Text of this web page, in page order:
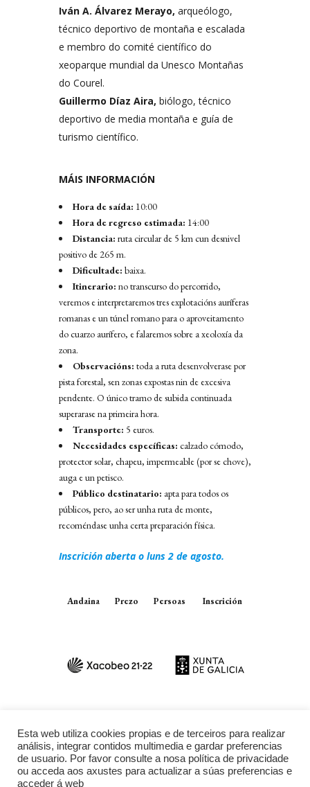
Iván A. Álvarez Merayo, arqueólogo,
técnico deportivo de montaña e escalada
e membro do comité científico do
xeoparque mundial da Unesco Montañas
do Courel.
Guillermo Díaz Aira, biólogo, técnico
deportivo de media montaña e guía de
turismo científico.
MÁIS INFORMACIÓN
Hora de saída: 10:00
Hora de regreso estimada: 14:00
Distancia: ruta circular de 5 km cun desnivel
positivo de 265 m.
Dificultade: baixa.
Itinerario: no transcurso do percorrido,
veremos e interpretaremos tres explotacións auríferas
romanas e un túnel romano para o aproveitamento
do cuarzo aurífero, e falaremos sobre a xeoloxía da
zona.
Observacións: toda a ruta desenvolverase por
pista forestal, sen zonas expostas nin de excesiva
pendente. O único tramo de subida continuada
superarase na primeira hora.
Transporte: 5 euros.
Necesidades específicas: calzado cómodo,
protector solar, chapeu, impermeable (por se chove),
auga e un petisco.
Público destinatario: apta para todos os
públicos, pero, ao ser unha ruta de monte,
recoméndase unha certa preparación física.
Inscrición aberta o luns 2 de agosto.
Andaina Prezo Persoas Inscrición
Esta web utiliza cookies propias e de terceiros para realizar
análisis, integrar contidos multimedia e gardar preferencias
de usuario. Por favor consulte a nosa política de privacidade
ou acceda aos axustes para actualizar a súas preferencias e
acceder á web